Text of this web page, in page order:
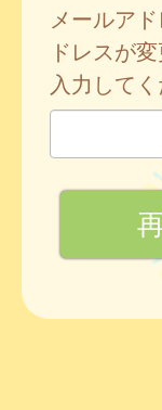
メールア
ドレスが
入力してく